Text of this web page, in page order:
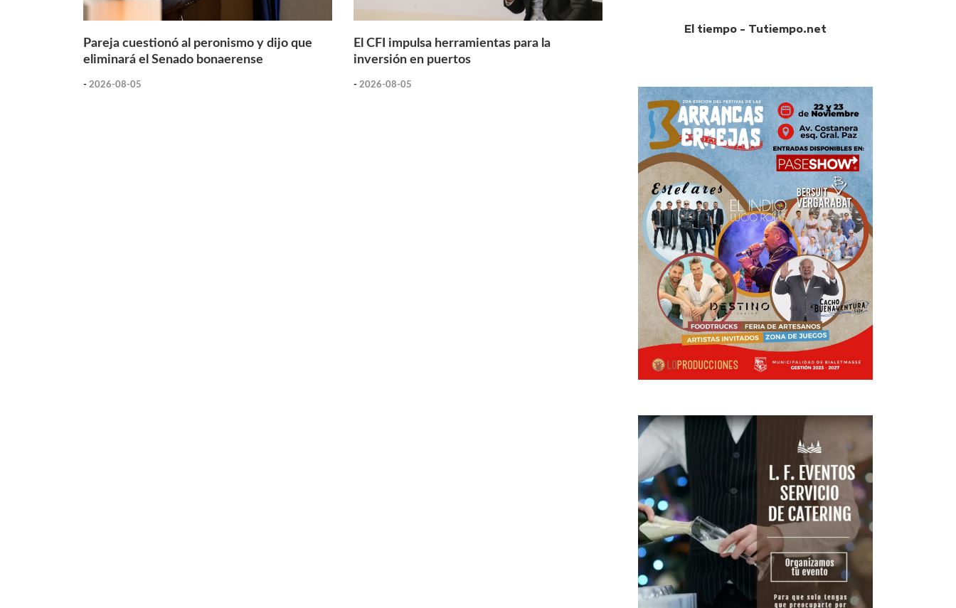
Pareja cuestionó al peronismo y dijo que
eliminará el Senado bonaerense
- 2026-08-05
El CFI impulsa herramientas para la
inversión en puertos
- 2026-08-05
El tiempo - Tutiempo.net